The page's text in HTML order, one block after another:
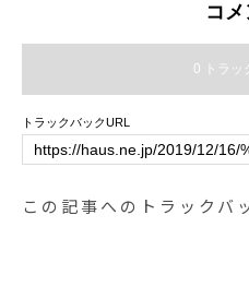
コメ
0 トラッ
トラックバックURL
この記事へのトラックバ